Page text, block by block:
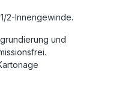
2-Innengewinde.
und